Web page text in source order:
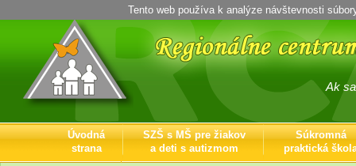
Ak sa ich
Úvodná
strana
SZŠ s MŠ pre žiakov
a deti s autizmom
Súkromná
praktická
Tento web používa k analýze návštevnosti